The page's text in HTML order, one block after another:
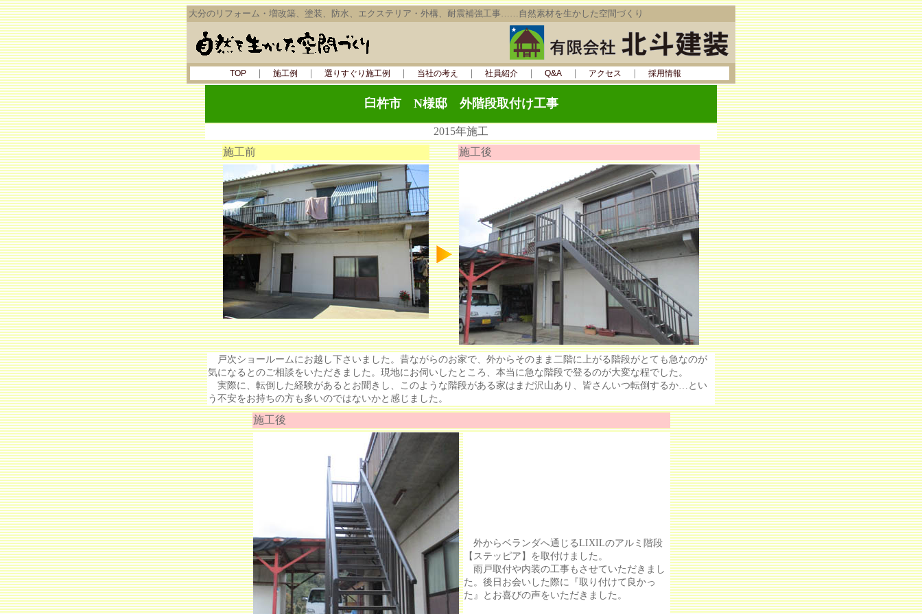
大分のリフォーム・増改築、塗装、防水、エクステリア・外構、耐震補強工事……自然素材を生かした空間づくり
TOP｜ 施工例 ｜ 選りすぐり施工例 ｜ 当社の考え ｜ 社員紹介｜ Q&A｜ アクセス ｜ 採用情報
臼杵市 N様邸 外階段取付け工事
2015年施工
施工前
施工後
戸次ショールームにお越し下さいました。昔ながらのお家で、外からそのまま二階に上がる階段がとても急なのが
気になるとのご相談をいただきました。現地にお伺いしたところ、本当に急な階段で登るのが大変な程でした。
実際に、転倒した経験があるとお聞きし、このような階段がある家はまだ沢山あり、皆さんいつ転倒するか…とい
う不安をお持ちの方も多いのではないかと感じました。
施工後
外からベランダへ通じるLIXILのアルミ階段
【ステッピア】を取付けました。
雨戸取付や内装の工事もさせていただきまし
た。後日お会いした際に『取り付けて良かっ
た』とお喜びの声をいただきました。